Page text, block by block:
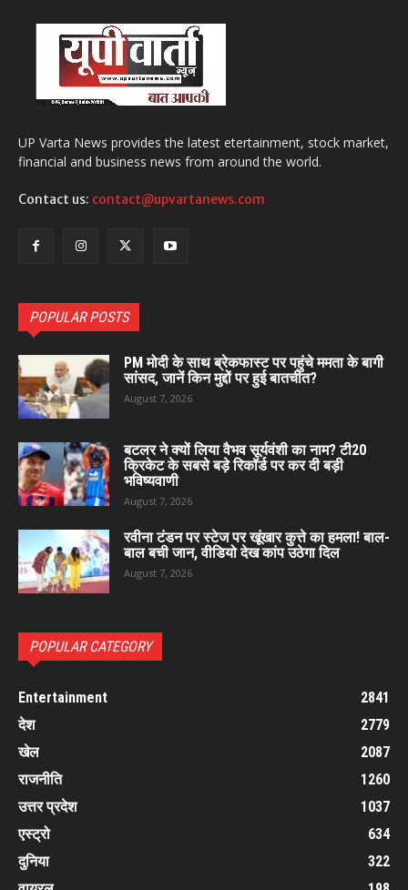
UP Varta News provides the latest etertainment, stock market,
financial and business news from around the world.
Contact us: contact@upvartanews.com
POPULAR POSTS
PM मोदी के साथ ब्रेकफास्ट पर पहुंचे ममता के बागी
सांसद, जानें किन मुद्दों पर हुई बातचीत?
August 7, 2026
बटलर ने क्यों लिया वैभव सूर्यवंशी का नाम? टी20
क्रिकेट के सबसे बड़े रिकॉर्ड पर कर दी बड़ी
भविष्यवाणी
August 7, 2026
रवीना टंडन पर स्टेज पर खूंखार कुत्ते का हमला! बाल-
बाल बची जान, वीडियो देख कांप उठेगा दिल
August 7, 2026
POPULAR CATEGORY
Entertainment
2841
देश
2779
खेल
2087
राजनीति
1260
उत्तर प्रदेश
1037
एस्ट्रो
634
दुनिया
322